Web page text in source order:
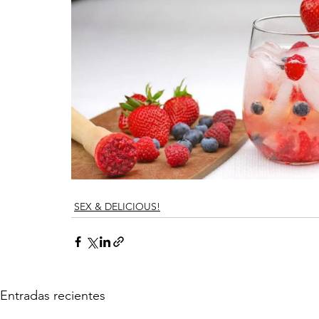
SEX & DELICIOUS!
Entradas recientes